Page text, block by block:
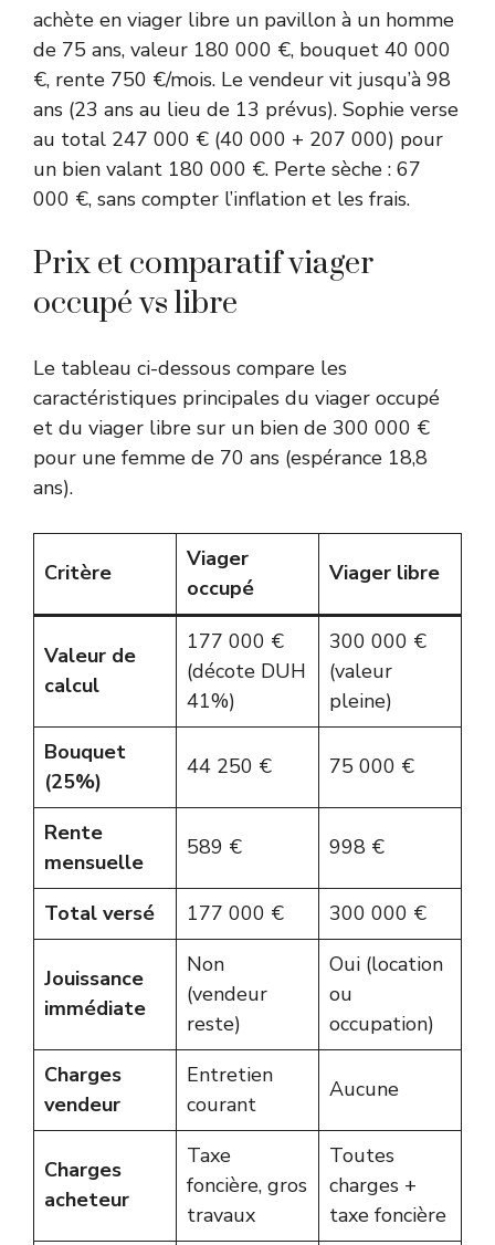
achète en viager libre un pavillon à un homme
de 75 ans, valeur 180 000 €, bouquet 40 000
€, rente 750 €/mois. Le vendeur vit jusqu’à 98
ans (23 ans au lieu de 13 prévus). Sophie verse
au total 247 000 € (40 000 + 207 000) pour
un bien valant 180 000 €. Perte sèche : 67
000 €, sans compter l’inflation et les frais.
Prix et comparatif viager
occupé vs libre
Le tableau ci-dessous compare les
caractéristiques principales du viager occupé
et du viager libre sur un bien de 300 000 €
pour une femme de 70 ans (espérance 18,8
ans).
Critère
Viager
occupé
Viager libre
Valeur de
calcul
177 000 €
(décote DUH
41%)
300 000 €
(valeur
pleine)
Bouquet
(25%)
44 250 € 75 000 €
Rente
mensuelle
589 € 998 €
Total versé 177 000 € 300 000 €
Jouissance
immédiate
Non
(vendeur
reste)
Oui (location
ou
occupation)
Charges
vendeur
Entretien
courant
Aucune
Charges
acheteur
Taxe
foncière, gros
travaux
Toutes
charges +
taxe foncière